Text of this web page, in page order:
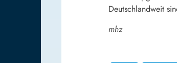
Deutschlandweit
mhz